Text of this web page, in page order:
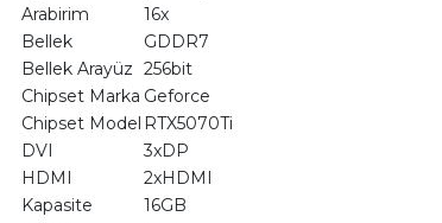
Arabirim
16x
Bellek
GDDR7
Bellek Arayüz 256bit
Chipset Marka Geforce
Chipset Model RTX5070Ti
DVI
3xDP
HDMI
2xHDMI
Kapasite
16GB